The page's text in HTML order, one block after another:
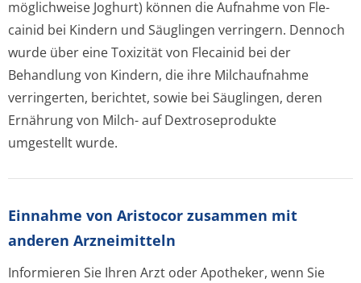
möglichweise Joghurt) können die Aufnahme von Fle-
cainid bei Kindern und Säuglingen verringern. Dennoch
wurde über eine Toxizität von Flecainid bei der
Behandlung von Kindern, die ihre Milchaufnahme
verringerten, berichtet, sowie bei Säuglingen, deren
Ernährung von Milch- auf Dextroseprodukte
umgestellt wurde.
Einnahme von Aristocor zusammen mit
anderen Arzneimitteln
Informieren Sie Ihren Arzt oder Apotheker, wenn Sie